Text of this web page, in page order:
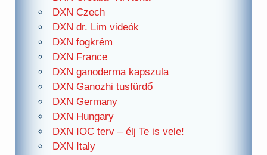
DXN Czech
DXN dr. Lim videók
DXN fogkrém
DXN France
DXN ganoderma kapszula
DXN Ganozhi tusfürdő
DXN Germany
DXN Hungary
DXN IOC terv – élj Te is vele!
DXN Italy